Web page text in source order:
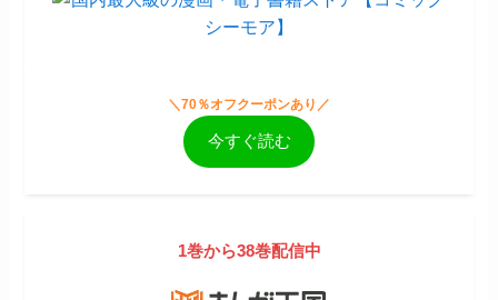
＼70％オフクーポンあり／
今すぐ読む
1巻から38巻配信中